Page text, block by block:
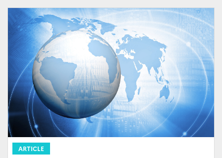
ARTICLE